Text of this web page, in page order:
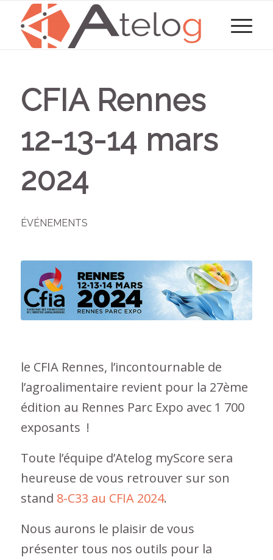
CFIA Rennes
12-13-14 mars
2024
ÉVÉNEMENTS
le CFIA Rennes, l’incontournable de
l’agroalimentaire revient pour la 27ème
édition au Rennes Parc Expo avec 1 700
exposants !
Toute l’équipe d’Atelog myScore sera
heureuse de vous retrouver sur son
stand 8-C33 au CFIA 2024.
Nous aurons le plaisir de vous
présenter tous nos outils pour la